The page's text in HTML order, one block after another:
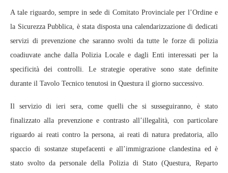
A tale riguardo, sempre in sede di Comitato Provinciale per l’Ordine e
la Sicurezza Pubblica, è stata disposta una calendarizzazione di dedicati
servizi di prevenzione che saranno svolti da tutte le forze di polizia
coadiuvate anche dalla Polizia Locale e dagli Enti interessati per la
specificità dei controlli. Le strategie operative sono state definite
durante il Tavolo Tecnico tenutosi in Questura il giorno successivo.
Il servizio di ieri sera, come quelli che si susseguiranno, è stato
finalizzato alla prevenzione e contrasto all’illegalità, con particolare
riguardo ai reati contro la persona, ai reati di natura predatoria, allo
spaccio di sostanze stupefacenti e all’immigrazione clandestina ed è
stato svolto da personale della Polizia di Stato (Questura, Reparto